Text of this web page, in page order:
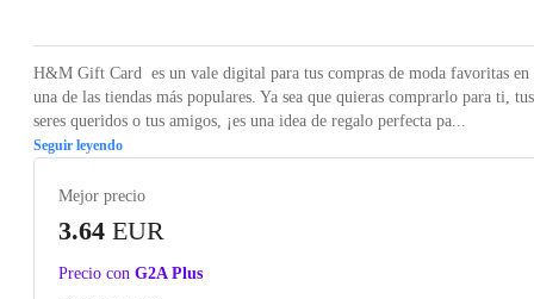
H&M Gift Card es un vale digital para tus compras de moda favoritas en
una de las tiendas más populares. Ya sea que quieras comprarlo para ti, tus
seres queridos o tus amigos, ¡es una idea de regalo perfecta pa...
Seguir leyendo
Mejor precio
3.64 EUR
Precio con G2A Plus